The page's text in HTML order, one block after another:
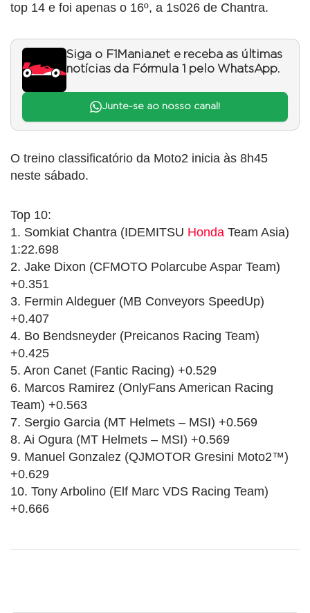
top 14 e foi apenas o 16º, a 1s026 de Chantra.
Siga o F1Mania.net e receba as últimas
notícias da Fórmula 1 pelo WhatsApp.
Junte-se ao nosso canal!
O treino classificatório da Moto2 inicia às 8h45
neste sábado.
Top 10:
1. Somkiat Chantra (IDEMITSU Honda Team Asia)
1:22.698
2. Jake Dixon (CFMOTO Polarcube Aspar Team)
+0.351
3. Fermin Aldeguer (MB Conveyors SpeedUp)
+0.407
4. Bo Bendsneyder (Preicanos Racing Team)
+0.425
5. Aron Canet (Fantic Racing) +0.529
6. Marcos Ramirez (OnlyFans American Racing
Team) +0.563
7. Sergio Garcia (MT Helmets – MSI) +0.569
8. Ai Ogura (MT Helmets – MSI) +0.569
9. Manuel Gonzalez (QJMOTOR Gresini Moto2™)
+0.629
10. Tony Arbolino (Elf Marc VDS Racing Team)
+0.666